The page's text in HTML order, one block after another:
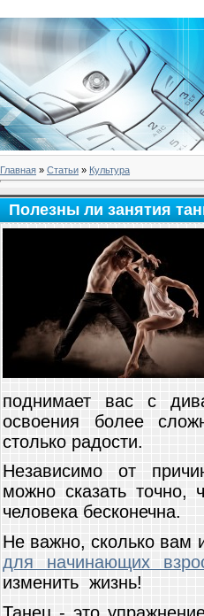
Главная » Статьи » Культура
Полезны ли занятия
поднимает вас с
освоения более
столько радости.
Независимо от
можно сказать точно,
человека бесконечна.
Не важно, сколько вам
для начинающих
изменить жизнь!